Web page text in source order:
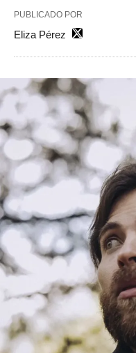
PUBLICADO POR
Eliza Pérez